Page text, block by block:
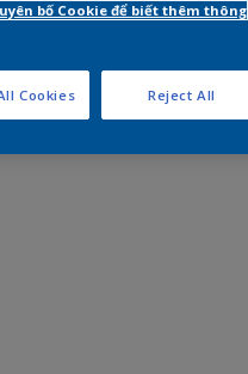
bố Cookie để biết thêm thông
Reject All
Cookies